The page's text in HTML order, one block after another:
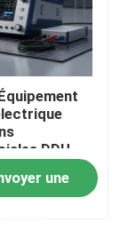
DDU
de temps
prenant en
processus
une